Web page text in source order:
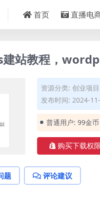
首页 直播电
站教程，
资源分类: 创业项目
发布时间: 2024-
普通用户: 99金币
购买下载权
题 评论建议